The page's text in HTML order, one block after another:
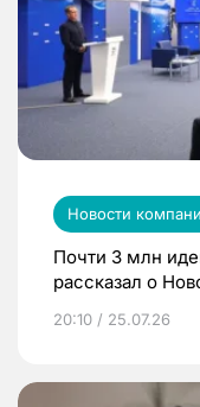
Новости
Почти 3 млн
рассказал о
20:10 / 25.07.26